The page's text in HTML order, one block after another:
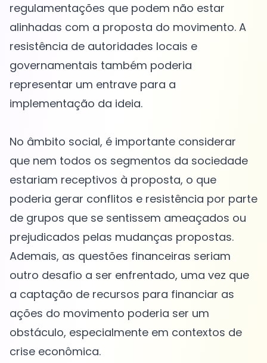
regulamentações que podem não estar
alinhadas com a proposta do movimento. A
resistência de autoridades locais e
governamentais também poderia
representar um entrave para a
implementação da ideia.
No âmbito social, é importante considerar
que nem todos os segmentos da sociedade
estariam receptivos à proposta, o que
poderia gerar conflitos e resistência por parte
de grupos que se sentissem ameaçados ou
prejudicados pelas mudanças propostas.
Ademais, as questões financeiras seriam
outro desafio a ser enfrentado, uma vez que
a captação de recursos para financiar as
ações do movimento poderia ser um
obstáculo, especialmente em contextos de
crise econômica.